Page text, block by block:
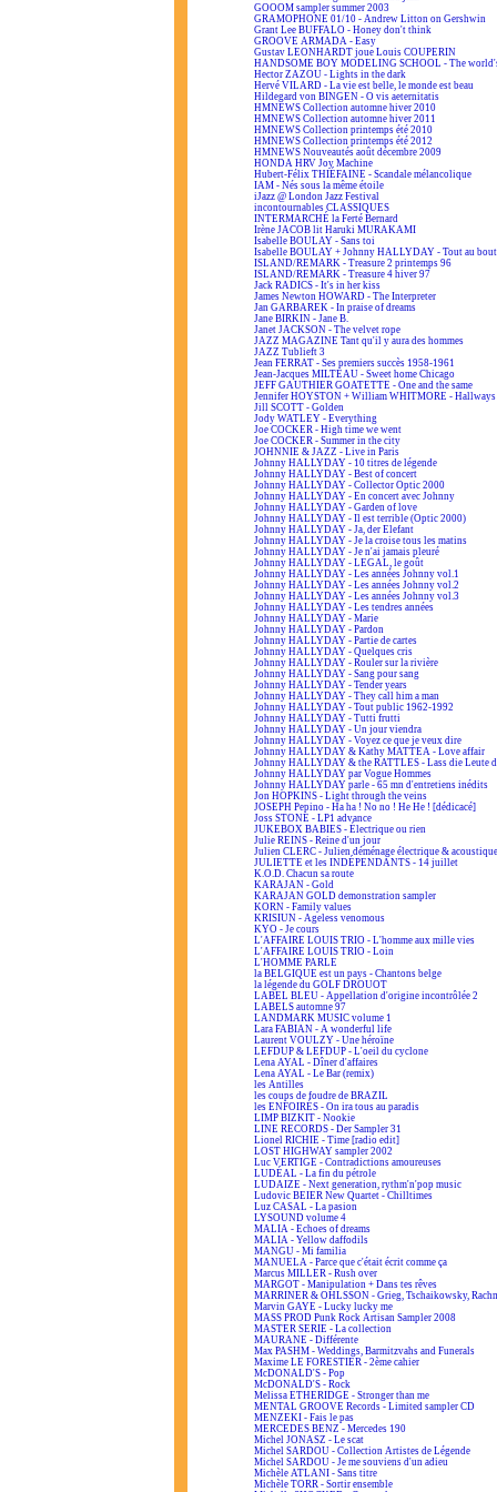
GOOOM sampler summer 2003
GRAMOPHONE 01/10 - Andrew Litton on Gershwin
Grant Lee BUFFALO - Honey don't think
GROOVE ARMADA - Easy
Gustav LEONHARDT joue Louis COUPERIN
HANDSOME BOY MODELING SCHOOL - The
Hector ZAZOU - Lights in the dark
Hervé VILARD - La vie est belle, le monde est beau
Hildegard von BINGEN - O vis aeternitatis
HMNEWS Collection automne hiver 2010
HMNEWS Collection automne hiver 2011
HMNEWS Collection printemps été 2010
HMNEWS Collection printemps été 2012
HMNEWS Nouveautés août décembre 2009
HONDA HRV Joy Machine
Hubert-Félix THIÉFAINE - Scandale mélancolique
IAM - Nés sous la même étoile
iJazz @ London Jazz Festival
incontournables CLASSIQUES
INTERMARCHÉ la Ferté Bernard
Irène JACOB lit Haruki MURAKAMI
Isabelle BOULAY - Sans toi
Isabelle BOULAY + Johnny HALLYDAY - Tout au bout
ISLAND/REMARK - Treasure 2 printemps 96
ISLAND/REMARK - Treasure 4 hiver 97
Jack RADICS - It's in her kiss
James Newton HOWARD - The Interpreter
Jan GARBAREK - In praise of dreams
Jane BIRKIN - Jane B.
Janet JACKSON - The velvet rope
JAZZ MAGAZINE Tant qu'il y aura des hommes
JAZZ Tublieft 3
Jean FERRAT - Ses premiers succès 1958-1961
Jean-Jacques MILTEAU - Sweet home Chicago
JEFF GAUTHIER GOATETTE - One and the same
Jennifer HOYSTON + William WHITMORE - Hallways
Jill SCOTT - Golden
Jody WATLEY - Everything
Joe COCKER - High time we went
Joe COCKER - Summer in the city
JOHNNIE & JAZZ - Live in Paris
Johnny HALLYDAY - 10 titres de légende
Johnny HALLYDAY - Best of concert
Johnny HALLYDAY - Collector Optic 2000
Johnny HALLYDAY - En concert avec Johnny
Johnny HALLYDAY - Garden of love
Johnny HALLYDAY - Il est terrible (Optic 2000)
Johnny HALLYDAY - Ja, der Elefant
Johnny HALLYDAY - Je la croise tous les matins
Johnny HALLYDAY - Je n'ai jamais pleuré
Johnny HALLYDAY - LEGAL, le goût
Johnny HALLYDAY - Les années Johnny vol.1
Johnny HALLYDAY - Les années Johnny vol.2
Johnny HALLYDAY - Les années Johnny vol.3
Johnny HALLYDAY - Les tendres années
Johnny HALLYDAY - Marie
Johnny HALLYDAY - Pardon
Johnny HALLYDAY - Partie de cartes
Johnny HALLYDAY - Quelques cris
Johnny HALLYDAY - Rouler sur la rivière
Johnny HALLYDAY - Sang pour sang
Johnny HALLYDAY - Tender years
Johnny HALLYDAY - They call him a man
Johnny HALLYDAY - Tout public 1962-1992
Johnny HALLYDAY - Tutti frutti
Johnny HALLYDAY - Un jour viendra
Johnny HALLYDAY - Voyez ce que je veux dire
Johnny HALLYDAY & Kathy MATTEA - Love affair
Johnny HALLYDAY & the RATTLES - Lass die Leute
Johnny HALLYDAY par Vogue Hommes
Johnny HALLYDAY parle - 65 mn d'entretiens inédits
Jon HOPKINS - Light through the veins
JOSEPH Pepino - Ha ha ! No no ! He He ! [dédicacé]
Joss STONE - LP1 advance
JUKEBOX BABIES - Électrique ou rien
Julie REINS - Reine d'un jour
Julien CLERC - Julien déménage électrique & acoustique
JULIETTE et les INDÉPENDANTS - 14 juillet
K.O.D. Chacun sa route
KARAJAN - Gold
KARAJAN GOLD demonstration sampler
KORN - Family values
KRISIUN - Ageless venomous
KYO - Je cours
L'AFFAIRE LOUIS TRIO - L'homme aux mille vies
L'AFFAIRE LOUIS TRIO - Loin
L'HOMME PARLE
la BELGIQUE est un pays - Chantons belge
la légende du GOLF DROUOT
LABEL BLEU - Appellation d'origine incontrôlée 2
LABELS automne 97
LANDMARK MUSIC volume 1
Lara FABIAN - A wonderful life
Laurent VOULZY - Une héroïne
LEFDUP & LEFDUP - L'oeil du cyclone
Lena AYAL - Dîner d'affaires
Lena AYAL - Le Bar (remix)
les Antilles
les coups de foudre de BRAZIL
les ENFOIRÉS - On ira tous au paradis
LIMP BIZKIT - Nookie
LINE RECORDS - Der Sampler 31
Lionel RICHIE - Time [radio edit]
LOST HIGHWAY sampler 2002
Luc VERTIGE - Contradictions amoureuses
LUDÉAL - La fin du pétrole
LUDAIZE - Next generation, rythm'n'pop music
Ludovic BEIER New Quartet - Chilltimes
Luz CASAL - La pasion
LYSOUND volume 4
MALIA - Echoes of dreams
MALIA - Yellow daffodils
MANGU - Mi familia
MANUELA - Parce que c'était écrit comme ça
Marcus MILLER - Rush over
MARGOT - Manipulation + Dans tes rêves
MARRINER & OHLSSON - Grieg, Tschaikowsky,
Marvin GAYE - Lucky lucky me
MASS PROD Punk Rock Artisan Sampler 2008
MASTER SERIE - La collection
MAURANE - Différente
Max PASHM - Weddings, Barmitzvahs and Funerals
Maxime LE FORESTIER - 2ème cahier
McDONALD'S - Pop
McDONALD'S - Rock
Melissa ETHERIDGE - Stronger than me
MENTAL GROOVE Records - Limited sampler CD
MENZEKI - Fais le pas
MERCEDES BENZ - Mercedes 190
Michel JONASZ - Le scat
Michel SARDOU - Collection Artistes de Légende
Michel SARDOU - Je me souviens d'un adieu
Michèle ATLANI - Sans titre
Michèle TORR - Sortir ensemble